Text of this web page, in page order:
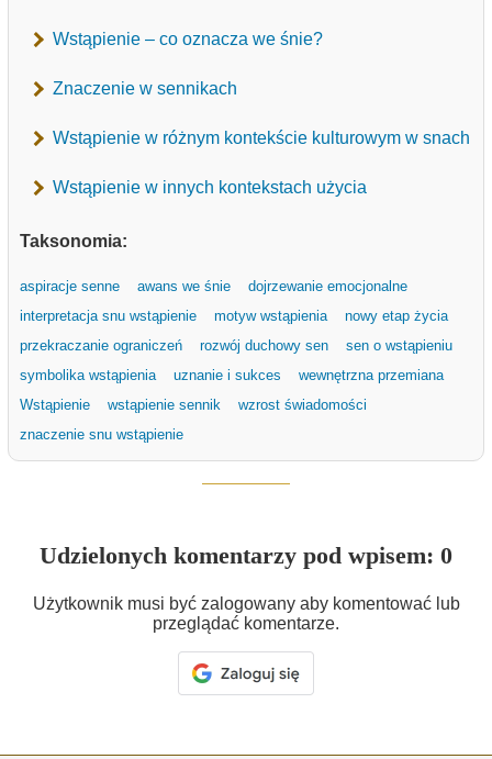
Wstąpienie – co oznacza we śnie?
Znaczenie w sennikach
Wstąpienie w różnym kontekście kulturowym w snach
Wstąpienie w innych kontekstach użycia
Taksonomia:
aspiracje senne awans we śnie
dojrzewanie emocjonalne
interpretacja snu wstąpienie
motyw wstąpienia
nowy etap życia
przekraczanie ograniczeń
rozwój duchowy sen
sen o wstąpieniu
symbolika wstąpienia
uznanie i sukces
wewnętrzna przemiana
Wstąpienie
wstąpienie sennik
wzrost świadomości
znaczenie snu wstąpienie
Udzielonych komentarzy pod wpisem: 0
Użytkownik musi być zalogowany aby komentować lub
przeglądać komentarze.